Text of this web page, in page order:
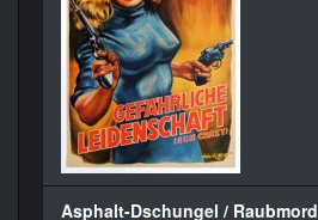
Asphalt-Dschungel / Raubmord